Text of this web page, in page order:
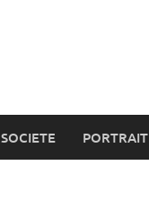
SOCIETE PORTRAIT